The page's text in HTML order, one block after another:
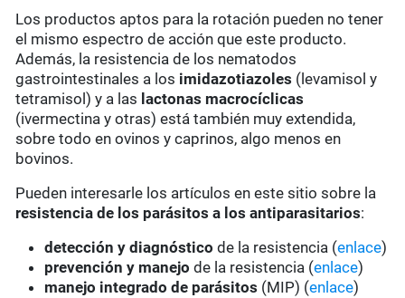
Los productos aptos para la rotación pueden no tener
el mismo espectro de acción que este producto.
Además, la resistencia de los nematodos
gastrointestinales a los imidazotiazoles (levamisol y
tetramisol) y a las lactonas macrocíclicas
(ivermectina y otras) está también muy extendida,
sobre todo en ovinos y caprinos, algo menos en
bovinos.
Pueden interesarle los artículos en este sitio sobre la
resistencia de los parásitos a los antiparasitarios:
detección y diagnóstico de la resistencia (enlace)
prevención y manejo de la resistencia (enlace)
manejo integrado de parásitos (MIP) (enlace)